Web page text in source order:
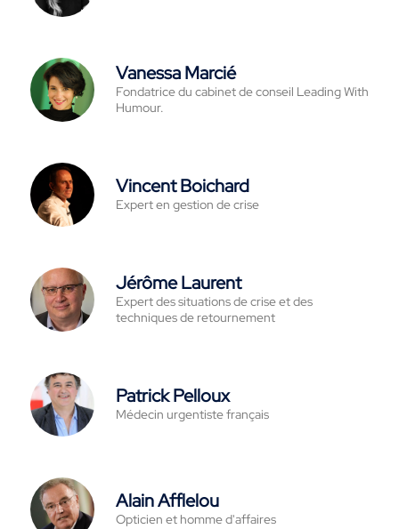
Vanessa Marcié
Fondatrice du cabinet de conseil Leading With
Humour.
Vincent Boichard
Expert en gestion de crise
Jérôme Laurent
Expert des situations de crise et des
techniques de retournement
Patrick Pelloux
Médecin urgentiste français
Alain Afflelou
Opticien et homme d'affaires